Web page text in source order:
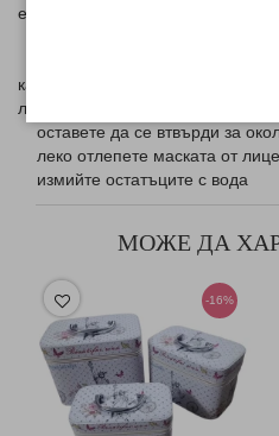
естествени съставки, започвате
като избягвате зоната около
лицето, ако има такива,
оставете да се втвърди за
леко отлепете маската от
измийте остатъците с вода
МОЖЕ ДА
-16%